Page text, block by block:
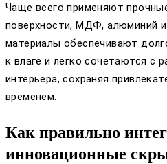
Чаще всего применяют
поверхности, МДФ, алюминий и
материалы обеспечивают
к влаге и легко сочетаются с
интерьера, сохраняя
временем.
Как правильно
инновационные